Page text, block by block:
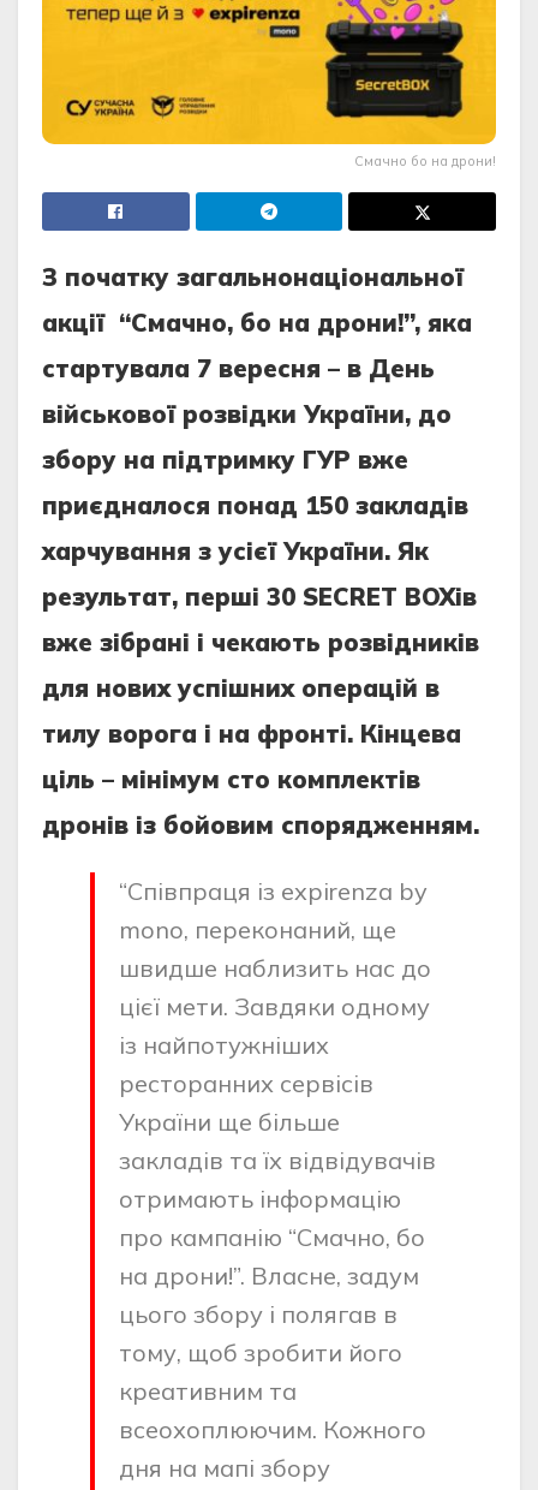
Смачно бо на дрони!
З початку загальнонаціональної
акції “Смачно, бо на дрони!”, яка
стартувала 7 вересня – в День
військової розвідки України, до
збору на підтримку ГУР вже
приєдналося понад 150 закладів
харчування з усієї України. Як
результат, перші 30 SECRET BOXів
вже зібрані і чекають розвідників
для нових успішних операцій в
тилу ворога і на фронті. Кінцева
ціль – мінімум сто комплектів
дронів із бойовим спорядженням.
“Співпраця із expirenza by
mono, переконаний, ще
швидше наблизить нас до
цієї мети. Завдяки одному
із найпотужніших
ресторанних сервісів
України ще більше
закладів та їх відвідувачів
отримають інформацію
про кампанію “Смачно, бо
на дрони!”. Власне, задум
цього збору і полягав в
тому, щоб зробити його
креативним та
всеохоплюючим. Кожного
дня на мапі збору